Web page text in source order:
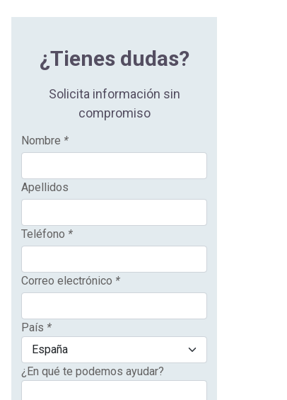
¿Tienes dudas?
Solicita información sin
compromiso
Nombre *
Apellidos
Teléfono *
Correo electrónico *
País *
¿En qué te podemos ayudar?